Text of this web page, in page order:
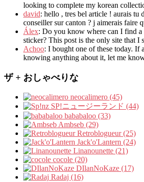
looking to complete my korean
david: hello , tres bel article ! aurais tu
conseiller sur canton ? j aimerais faire
Álex: Do you know where can I find a
sticker? This post is the only site that I
Achoo: I bought one of these today. If
knowing anything about it, let me
ザ + おしゃべりな
neocalimero (45)
SP!ニュージーランド (44)
bababaloo (33)
Ambseb (29)
Retroblogueur (25)
Jack'o'Lantern (24)
Linanounette (21)
cocole (20)
DIlanNoKaze (17)
Radaj (16)